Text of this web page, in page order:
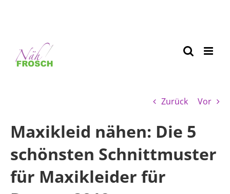
Zurück Vor
Maxikleid nähen: Die 5
schönsten Schnittmuster
für Maxikleider für